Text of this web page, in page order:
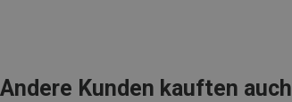
Andere Kunden kauften auch